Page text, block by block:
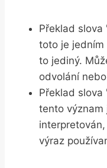
Překlad
toto je jedním
to jediný.
odvolání
Překlad
tento význam
výraz